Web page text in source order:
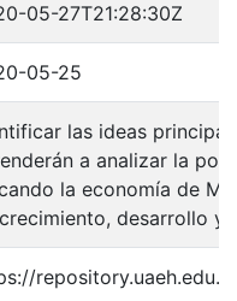
05-27T21:28:30Z
05-25
las ideas
a analizar la
la economía de
desarrollo y